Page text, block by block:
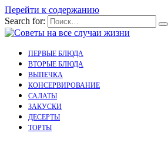
Перейти к содержанию
Search for:
ПЕРВЫЕ БЛЮДА
ВТОРЫЕ БЛЮДА
ВЫПЕЧКА
КОНСЕРВИРОВАНИЕ
САЛАТЫ
ЗАКУСКИ
ДЕСЕРТЫ
ТОРТЫ